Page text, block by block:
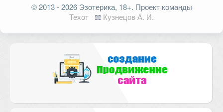
Ваш адрес email не будет
опубликован.
Обязательные поля
© 2013 - 2026 Эзотерика, 18+. Проект команды
Техот
𝌴 Кузнецов А. И.